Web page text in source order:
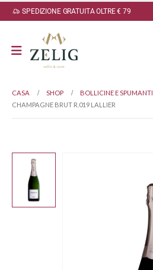
SPEDIZIONE GRATUITA OLTRE € 79
CASA SHOP BOLLICINE E SPUMANTI
CHAMPAGNE BRUT R.019 LALLIER